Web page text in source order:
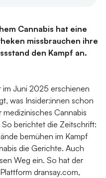
Cannabis hat eine
missbrauchen ihre
den Kampf an.
im Juni 2025 erschienen
was Insider:innen schon
Cannabis
berichtet die Zeitschrift:
bemühen im Kampf
die Gerichte. Auch
Weg ein. So hat der
dransay.com,